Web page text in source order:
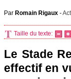
Par Romain Rigaux -
Taille du texte:
Le Stade
effectif en